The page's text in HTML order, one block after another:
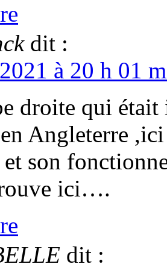
dit :
à 20 h 01
droite qui
Angleterre
son
ici….
dit :